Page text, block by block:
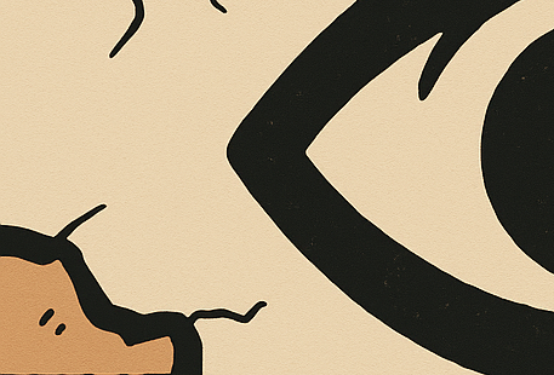
È MORTO MELO FRENI, VIVONO LE
Antonio Marino 4 Agosto 2026
Cultura e Società
A casa Freni, a pochi passi dal lungomare di
CONTINUA A LEGGERE